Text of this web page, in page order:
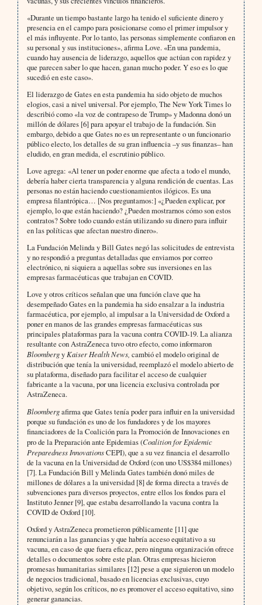
«Durante un tiempo bastante largo ha tenido el suficiente dinero y
presencia en el campo para posicionarse como el primer impulsor y
el más influyente. Por lo tanto, las personas simplemente confiaron en
su personal y sus instituciones», afirma Love. «En una pandemia,
cuando hay ausencia de liderazgo, aquellos que actúan con rapidez y
que parecen saber lo que hacen, ganan mucho poder. Y eso es lo que
sucedió en este caso».
El liderazgo de Gates en esta pandemia ha sido objeto de muchos
elogios, casi a nivel universal. Por ejemplo, The New York Times lo
describió como «la voz de contrapeso de Trump» y Madonna donó un
millón de dólares [6] para apoyar el trabajo de la fundación. Sin
embargo, debido a que Gates no es un representante o un funcionario
público electo, los detalles de su gran influencia –y sus finanzas– han
eludido, en gran medida, el escrutinio público.
Love agrega: «Al tener un poder enorme que afecta a todo el mundo,
debería haber cierta transparencia y alguna rendición de cuentas. Las
personas no están haciendo cuestionamientos ilógicos. Es una
empresa filantrópica… [Nos preguntamos:] «¿Pueden explicar, por
ejemplo, lo que están haciendo? ¿Pueden mostrarnos cómo son estos
contratos? Sobre todo cuando están utilizando su dinero para influir
en las políticas que afectan nuestro dinero».
La Fundación Melinda y Bill Gates negó las solicitudes de entrevista
y no respondió a preguntas detalladas que enviamos por correo
electrónico, ni siquiera a aquellas sobre sus inversiones en las
empresas farmacéuticas que trabajan en COVID.
Love y otros críticos señalan que una función clave que ha
desempeñado Gates en la pandemia ha sido ensalzar a la industria
farmacéutica, por ejemplo, al impulsar a la Universidad de Oxford a
poner en manos de las grandes empresas farmacéuticas sus
principales plataformas para la vacuna contra COVID-19. La alianza
resultante con AstraZeneca tuvo otro efecto, como informaron
Bloombergy Kaiser Health News, cambió el modelo original de
distribución que tenía la universidad, reemplazó el modelo abierto de
su plataforma, diseñado para facilitar el acceso de cualquier
fabricante a la vacuna, por una licencia exclusiva controlada por
AstraZeneca.
Bloombergafirma que Gates tenía poder para influir en la universidad
porque su fundación es uno de los fundadores y de los mayores
financiadores de la Coalición para la Promoción de Innovaciones en
pro de la Preparación ante Epidemias (Coalition for Epidemic
Preparedness InnovationsCEPI), que a su vez financia el desarrollo
de la vacuna en la Universidad de Oxford (con uno US$384 millones)
[7]. La Fundación Bill y Melinda Gates también donó miles de
millones de dólares a la universidad [8] de forma directa a través de
subvenciones para diversos proyectos, entre ellos los fondos para el
Instituto Jenner [9], que estaba desarrollando la vacuna contra la
COVID de Oxford [10].
Oxford y AstraZeneca prometieron públicamente [11] que
renunciarán a las ganancias y que habría acceso equitativo a su
vacuna, en caso de que fuera eficaz, pero ninguna organización ofrece
detalles o documentos sobre este plan. Otras empresas hicieron
promesas humanitarias similares [12] pese a que siguieron un modelo
de negocios tradicional, basado en licencias exclusivas, cuyo
objetivo, según los críticos, no es promover el acceso equitativo, sino
generar ganancias.